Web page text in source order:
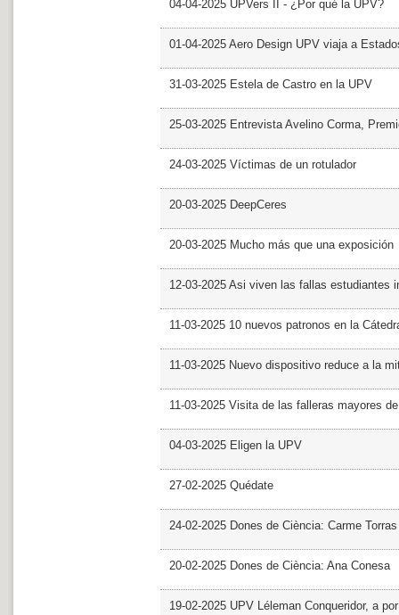
04-04-2025 UPVers II - ¿Por qué la UPV?
01-04-2025 Aero Design UPV viaja a
31-03-2025 Estela de Castro en la UPV
25-03-2025 Entrevista Avelino Corma,
24-03-2025 Víctimas de un rotulador
20-03-2025 DeepCeres
20-03-2025 Mucho más que una exposición
12-03-2025 Asi viven las fallas estudiantes
11-03-2025 10 nuevos patronos en la
11-03-2025 Nuevo dispositivo reduce a la
11-03-2025 Visita de las falleras mayores
04-03-2025 Eligen la UPV
27-02-2025 Quédate
24-02-2025 Dones de Ciència: Carme Torras
20-02-2025 Dones de Ciència: Ana Conesa
19-02-2025 UPV Léleman Conqueridor, a